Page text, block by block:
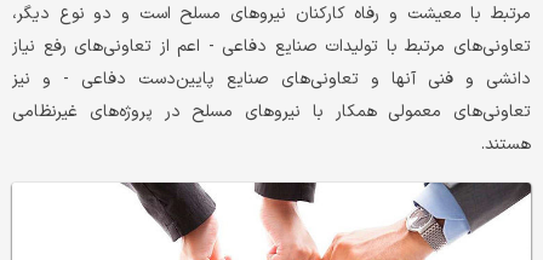
مرتبط با معیشت و رفاه کارکنان نیروهای مسلح است و دو نوع دیگر،
تعاونی‌های مرتبط با تولیدات صنایع دفاعی - اعم از تعاونی‌های رفع نیاز
دانشی و فنی آنها و تعاونی‌های صنایع پایین‌دست دفاعی - و نیز
تعاونی‌های معمولی همکار با نیروهای مسلح در پروژه‌های غیرنظامی
هستند.